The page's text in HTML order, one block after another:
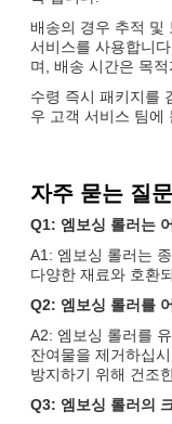
배송의 경우 추적 및
서비스를 사용합니
며, 배송 시간은 목
수령 즉시 패키지를
우 고객 서비스 팀에
자주 묻는 질
Q1: 엠보싱 롤러는
A1: 엠보싱 롤러는
다양한 재료와 호환
Q2: 엠보싱 롤러를
A2: 엠보싱 롤러를
잔여물을 제거하십
방지하기 위해 건조
Q3: 엠보싱 롤러의